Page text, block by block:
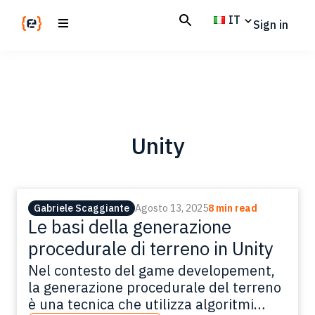
IT Sign in
Unity
Gabriele Scaggiante Agosto 13, 20258 min read
Le basi della generazione
procedurale di terreno in Unity
Nel contesto del game developement,
la generazione procedurale del terreno
è una tecnica che utilizza algoritmi